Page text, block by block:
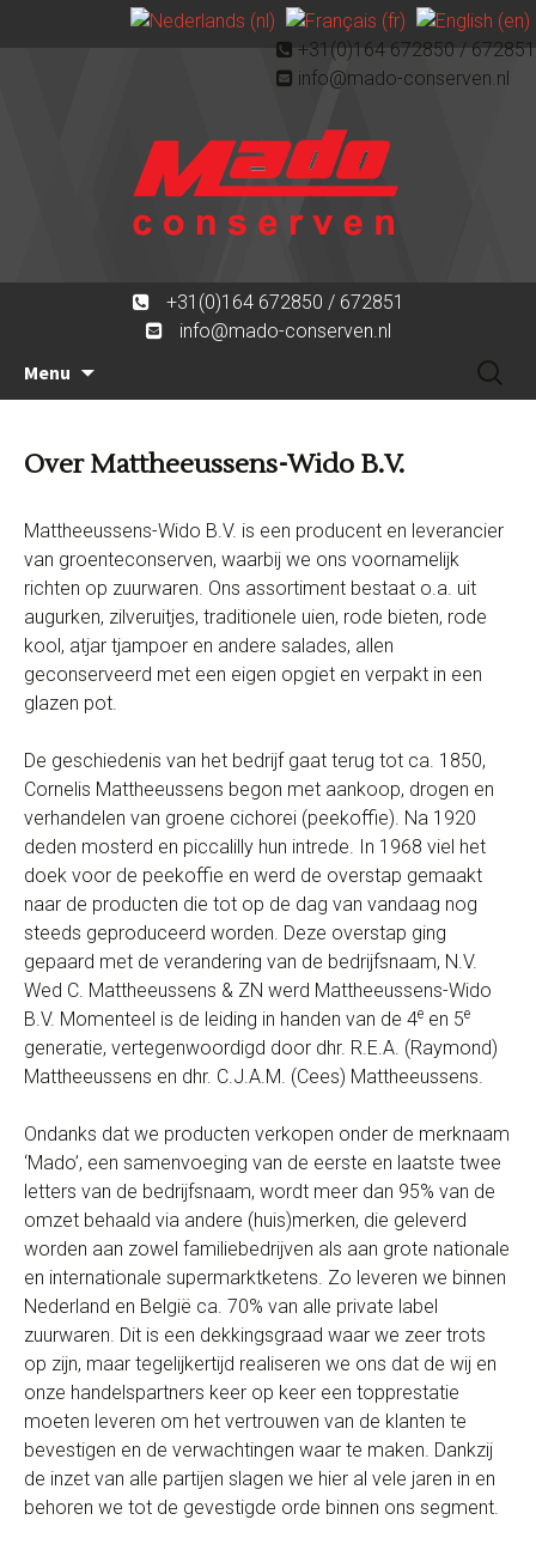
+31(0)164 672850 / 672851
info@mado-conserven.nl
+31(0)164 672850 / 672851
info@mado-conserven.nl
Menu
Zoeken
naar:
Over Mattheeussens-Wido B.V.
Mattheeussens-Wido B.V. is een producent en leverancier
van groenteconserven, waarbij we ons voornamelijk
richten op zuurwaren. Ons assortiment bestaat o.a. uit
augurken, zilveruitjes, traditionele uien, rode bieten, rode
kool, atjar tjampoer en andere salades, allen
geconserveerd met een eigen opgiet en verpakt in een
glazen pot.
De geschiedenis van het bedrijf gaat terug tot ca. 1850,
Cornelis Mattheeussens begon met aankoop, drogen en
verhandelen van groene cichorei (peekoffie). Na 1920
deden mosterd en piccalilly hun intrede. In 1968 viel het
doek voor de peekoffie en werd de overstap gemaakt
naar de producten die tot op de dag van vandaag nog
steeds geproduceerd worden. Deze overstap ging
gepaard met de verandering van de bedrijfsnaam, N.V.
Wed C. Mattheeussens & ZN werd Mattheeussens-Wido
B.V. Momenteel is de leiding in handen van de 4e en 5e
generatie, vertegenwoordigd door dhr. R.E.A. (Raymond)
Mattheeussens en dhr. C.J.A.M. (Cees) Mattheeussens.
Ondanks dat we producten verkopen onder de merknaam
‘Mado’, een samenvoeging van de eerste en laatste twee
letters van de bedrijfsnaam, wordt meer dan 95% van de
omzet behaald via andere (huis)merken, die geleverd
worden aan zowel familiebedrijven als aan grote nationale
en internationale supermarktketens. Zo leveren we binnen
Nederland en België ca. 70% van alle private label
zuurwaren. Dit is een dekkingsgraad waar we zeer trots
op zijn, maar tegelijkertijd realiseren we ons dat de wij en
onze handelspartners keer op keer een topprestatie
moeten leveren om het vertrouwen van de klanten te
bevestigen en de verwachtingen waar te maken. Dankzij
de inzet van alle partijen slagen we hier al vele jaren in en
behoren we tot de gevestigde orde binnen ons segment.